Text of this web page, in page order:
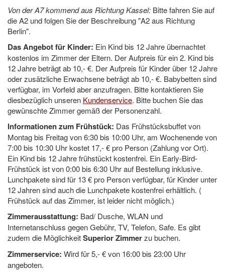
Von der A7 kommend aus Richtung Kassel: Bitte fahren Sie auf
die A2 und folgen Sie der Beschreibung "A2 aus Richtung
Berlin".
Das Angebot für Kinder: Ein Kind bis 12 Jahre übernachtet
kostenlos im Zimmer der Eltern. Der Aufpreis für ein 2. Kind bis
12 Jahre beträgt ab 10,- €. Der Aufpreis für Kinder über 12 Jahre
oder zusätzliche Erwachsene beträgt ab 10,- €. Babybetten sind
verfügbar, im Vorfeld aber anzufragen. Bitte kontaktieren Sie
diesbezüglich unseren Kundenservice. Bitte buchen Sie das
gewünschte Zimmer gemäß der Personenzahl.
Informationen zum Frühstück: Das Frühstücksbuffet von
Montag bis Freitag von 6:30 bis 10:00 Uhr, am Wochenende von
7:00 bis 10:30 Uhr kostet 17,- € pro Person (Zahlung vor Ort).
Ein Kind bis 12 Jahrefrühstückt kostenfrei. Ein Early-Bird-
Frühstück ist von 0:00 bis 6:30 Uhr auf Bestellung inklusive.
Lunchpakete sind für 13 € pro Person verfügbar, für Kinder unter
12 Jahren sind auch die Lunchpakete kostenfrei erhältlich. (
Frühstück auf das Zimmer, ist leider nicht möglich.)
Zimmerausstattung: Bad/ Dusche, WLAN und
Internetanschluss gegen Gebühr, TV, Telefon, Safe. Es gibt
zudem die MöglichkeitSuperior Zimmerzu buchen.
Zimmerservice: Wird für 5,- € von 16:00 bis 23:00 Uhr
angeboten.